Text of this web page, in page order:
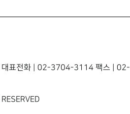
대표전화 | 02-3704-3114 팩스 | 02-